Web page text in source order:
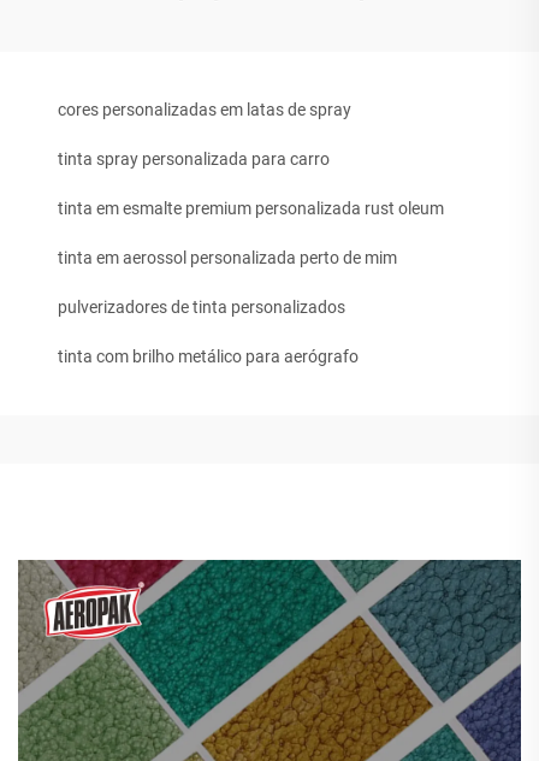
cores personalizadas em latas de spray
tinta spray personalizada para carro
tinta em esmalte premium personalizada rust oleum
tinta em aerossol personalizada perto de mim
pulverizadores de tinta personalizados
tinta com brilho metálico para aerógrafo